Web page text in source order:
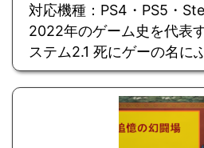
対応機種：PS4・PS5・
2022年のゲーム史を代表
ステム2.1 死にゲーの名に